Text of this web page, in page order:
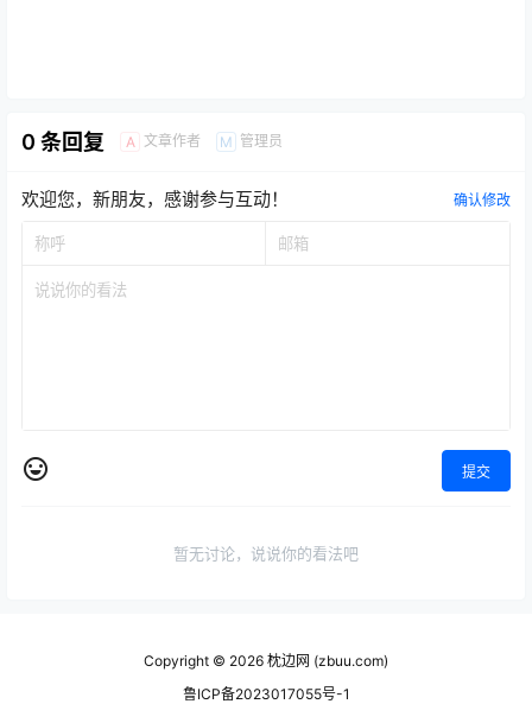
0 条回复 A 文章作者 M 管理员
欢迎您，新朋友，感谢参与互动！ 确认修改
提交
暂无讨论，说说你的看法吧
Copyright © 2026 枕边网 (zbuu.com)
鲁ICP备2023017055号-1